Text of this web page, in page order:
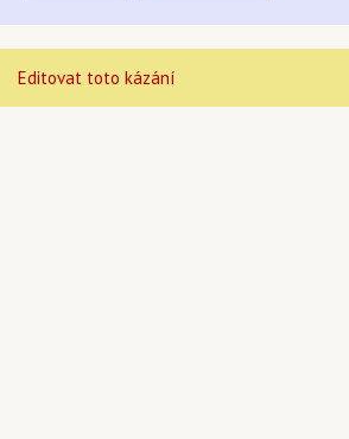
Editovat toto kázání